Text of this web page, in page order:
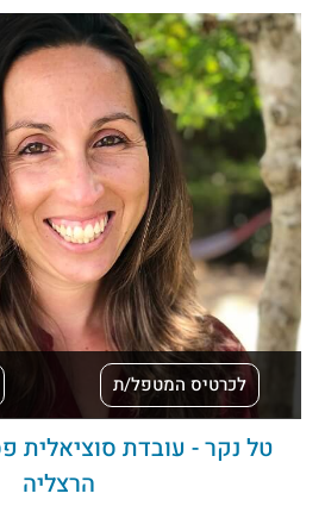
לכרטיס המטפל/ת
טל נקר - עובדת סוציאלית
הרצליה